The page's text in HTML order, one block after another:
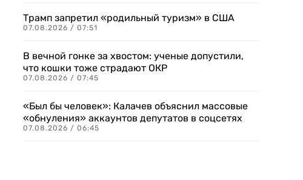
Трамп запретил «родильный туризм» в США
07.08.2026 / 07:51
В вечной гонке за хвостом: ученые допустили,
что кошки тоже страдают ОКР
07.08.2026 / 07:45
«Был бы человек»: Калачев объяснил массовые
«обнуления» аккаунтов депутатов в соцсетях
07.08.2026 / 06:45